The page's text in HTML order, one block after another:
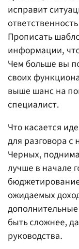
исправит
Прописать
информации,
Чем больше вы
своих
выше шанс на
специалист.
Что касается
для разговора
Черных,
лучше в начале
ожидаемых
быть сложнее,
руководства.